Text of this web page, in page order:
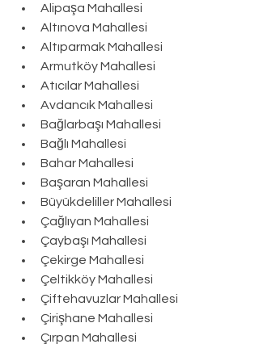
Alipaşa Mahallesi
Altınova Mahallesi
Altıparmak Mahallesi
Armutköy Mahallesi
Atıcılar Mahallesi
Avdancık Mahallesi
Bağlarbaşı Mahallesi
Bağlı Mahallesi
Bahar Mahallesi
Başaran Mahallesi
Büyükdeliller Mahallesi
Çağlıyan Mahallesi
Çaybaşı Mahallesi
Çekirge Mahallesi
Çeltikköy Mahallesi
Çiftehavuzlar Mahallesi
Çirişhane Mahallesi
Çırpan Mahallesi